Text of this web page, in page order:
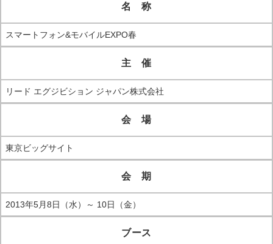
名 称
スマートフォン&モバイルEXPO春
主 催
リード エグジビション ジャパン株式会社
会 場
東京ビッグサイト
会 期
2013年5月8日（水）～ 10日（金）
ブース